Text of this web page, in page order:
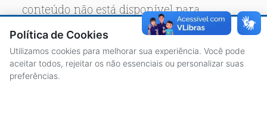
conteúdo não está disponível para
acesso público.
Política de Cookies
Utilizamos cookies para melhorar sua experiência. Você pode
aceitar todos, rejeitar os não essenciais ou personalizar suas
preferências.